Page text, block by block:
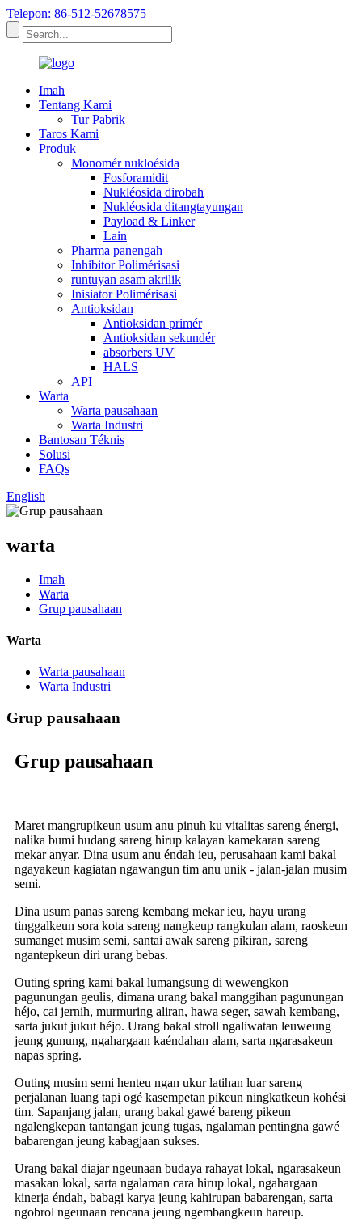
Telepon: 86-512-52678575
Imah
Tentang Kami
Tur Pabrik
Taros Kami
Produk
Monomér nukloésida
Fosforamidit
Nukléosida dirobah
Nukléosida ditangtayungan
Payload & Linker
Lain
Pharma panengah
Inhibitor Polimérisasi
runtuyan asam akrilik
Inisiator Polimérisasi
Antioksidan
Antioksidan primér
Antioksidan sekundér
absorbers UV
HALS
API
Warta
Warta pausahaan
Warta Industri
Bantosan Téknis
Solusi
FAQs
English
warta
Imah
Warta
Grup pausahaan
Warta
Warta pausahaan
Warta Industri
Grup pausahaan
Grup pausahaan
Maret mangrupikeun usum anu pinuh ku vitalitas sareng énergi,
nalika bumi hudang sareng hirup kalayan kamekaran sareng
mekar anyar. Dina usum anu éndah ieu, perusahaan kami bakal
ngayakeun kagiatan ngawangun tim anu unik - jalan-jalan musim
semi.
Dina usum panas sareng kembang mekar ieu, hayu urang
tinggalkeun sora kota sareng nangkeup rangkulan alam, raoskeun
sumanget musim semi, santai awak sareng pikiran, sareng
ngantepkeun diri urang bebas.
Outing spring kami bakal lumangsung di wewengkon
pagunungan geulis, dimana urang bakal manggihan pagunungan
héjo, cai jernih, murmuring aliran, hawa seger, sawah kembang,
sarta jukut jukut héjo. Urang bakal stroll ngaliwatan leuweung
jeung gunung, ngahargaan kaéndahan alam, sarta ngarasakeun
napas spring.
Outing musim semi henteu ngan ukur latihan luar sareng
perjalanan luang tapi ogé kasempetan pikeun ningkatkeun kohési
tim. Sapanjang jalan, urang bakal gawé bareng pikeun
ngalengkepan tantangan jeung tugas, ngalaman pentingna gawé
babarengan jeung kabagjaan sukses.
Urang bakal diajar ngeunaan budaya rahayat lokal, ngarasakeun
masakan lokal, sarta ngalaman cara hirup lokal, ngahargaan
kinerja éndah, babagi karya jeung kahirupan babarengan, sarta
ngobrol ngeunaan rencana jeung ngembangkeun hareup.